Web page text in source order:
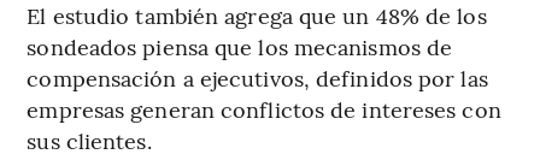
El estudio también agrega que un 48% de los
sondeados piensa que los mecanismos de
compensación a ejecutivos, definidos por las
empresas generan conflictos de intereses con
sus clientes.